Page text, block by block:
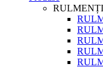
RULMENȚI